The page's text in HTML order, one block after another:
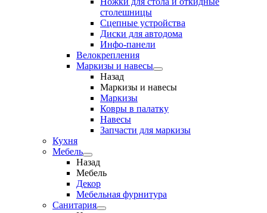
столешницы
Сцепные устройства
Диски для автодома
Инфо-панели
Велокрепления
Маркизы и навесы
Назад
Маркизы и навесы
Маркизы
Ковры в палатку
Навесы
Запчасти для маркизы
Кухня
Мебель
Назад
Мебель
Декор
Мебельная фурнитура
Санитария